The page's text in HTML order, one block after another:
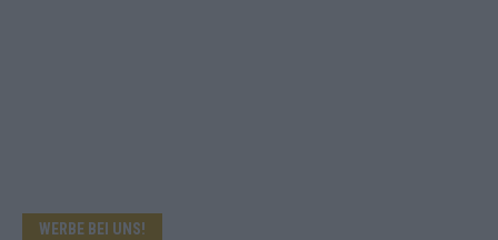
WERBE BEI UNS!